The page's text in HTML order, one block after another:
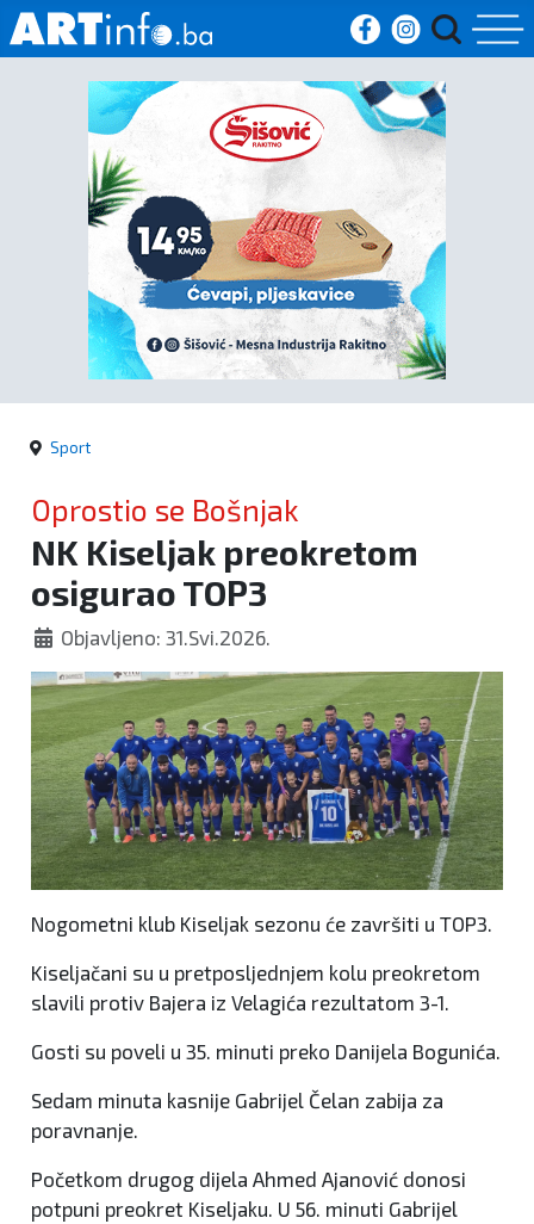
Početna
Vijesti
Sport
Kultura
Crna
kronika
Politika
Zanimljivosti
Sport
Oprostio se Bošnjak
NK Kiseljak preokretom
osigurao TOP3
Objavljeno: 31.Svi.2026.
Nogometni klub Kiseljak sezonu će završiti u TOP3.
Kiseljačani su u pretposljednjem kolu preokretom
slavili protiv Bajera iz Velagića rezultatom 3-1.
Gosti su poveli u 35. minuti preko Danijela Bogunića.
Sedam minuta kasnije Gabrijel Čelan zabija za
poravnanje.
Početkom drugog dijela Ahmed Ajanović donosi
potpuni preokret Kiseljaku. U 56. minuti Gabrijel